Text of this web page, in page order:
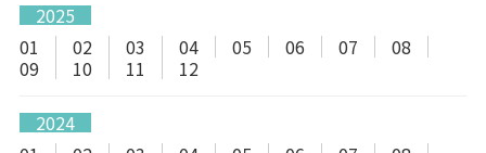
2025
01
02 03 04 05 06 07
08
09
10 11 12
2024